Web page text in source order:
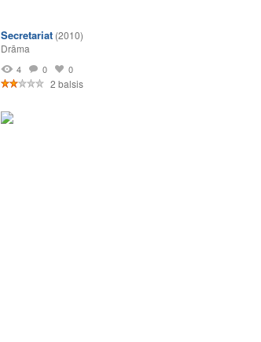
Secretariat (2010)
Drāma
4 0 0
2 balsis